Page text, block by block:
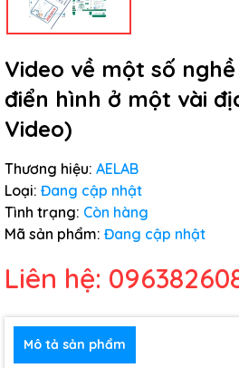
Video về một số
điển hình ở một vài
Video)
Thương hiệu: AELAB
Loại: Đang cập nhật
Tình trạng: Còn hàng
Mã sản phẩm: Đang cập nhật
Liên hệ:
Mô tả sản phẩm